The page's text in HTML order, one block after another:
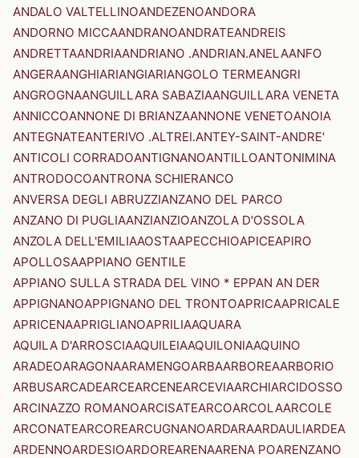
ANDALO VALTELLINOANDEZENOANDORA
ANDORNO MICCAANDRANOANDRATEANDREIS
ANDRETTAANDRIAANDRIANO .ANDRIAN.ANELAANFO
ANGERAANGHIARIANGIARIANGOLO TERMEANGRI
ANGROGNAANGUILLARA SABAZIAANGUILLARA VENETA
ANNICCOANNONE DI BRIANZAANNONE VENETOANOIA
ANTEGNATEANTERIVO .ALTREI.ANTEY-SAINT-ANDRE'
ANTICOLI CORRADOANTIGNANOANTILLOANTONIMINA
ANTRODOCOANTRONA SCHIERANCO
ANVERSA DEGLI ABRUZZIANZANO DEL PARCO
ANZANO DI PUGLIAANZIANZIOANZOLA D'OSSOLA
ANZOLA DELL'EMILIAAOSTAAPECCHIOAPICEAPIRO
APOLLOSAAPPIANO GENTILE
APPIANO SULLA STRADA DEL VINO * EPPAN AN DER
APPIGNANOAPPIGNANO DEL TRONTOAPRICAAPRICALE
APRICENAAPRIGLIANOAPRILIAAQUARA
AQUILA D'ARROSCIAAQUILEIAAQUILONIAAQUINO
ARADEOARAGONAARAMENGOARBAARBOREAARBORIO
ARBUSARCADEARCEARCENEARCEVIAARCHIARCIDOSSO
ARCINAZZO ROMANOARCISATEARCOARCOLAARCOLE
ARCONATEARCOREARCUGNANOARDARAARDAULIARDEA
ARDENNOARDESIOARDOREARENAARENA POARENZANO